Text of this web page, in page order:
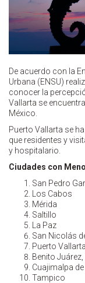
De acuerdo con la
Urbana (ENSU)
conocer la
Vallarta se
México.
Puerto Vallarta se
que residentes y
y hospitalario.
Ciudades con
San Pedro
Los Cabos
Mérida
Saltillo
La Paz
San Nicolás
Puerto Vallarta
Benito Juárez,
Cuajimalpa
Tampico